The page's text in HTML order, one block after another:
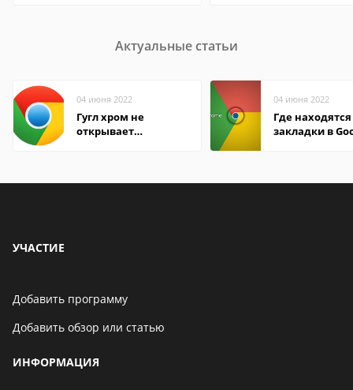
Актуальные статьи
04 июня 2022
Гугл хром не
открывает
04 июня 2022
Где находятся
закладки в
УЧАСТИЕ
Добавить программу
Добавить обзор или статью
ИНФОРМАЦИЯ